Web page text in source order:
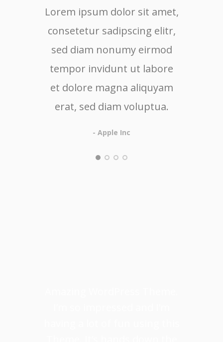
Lorem ipsum dolor sit amet,
consetetur sadipscing elitr,
sed diam nonumy eirmod
tempor invidunt ut labore
et dolore magna aliquyam
erat, sed diam voluptua.
- Apple Inc